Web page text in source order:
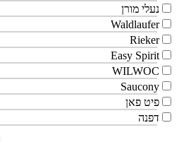
נעלי מורן
Waldlaufer
Rieker
Easy Spirit
WILWOC
Saucony
פיט פאן
דפנה